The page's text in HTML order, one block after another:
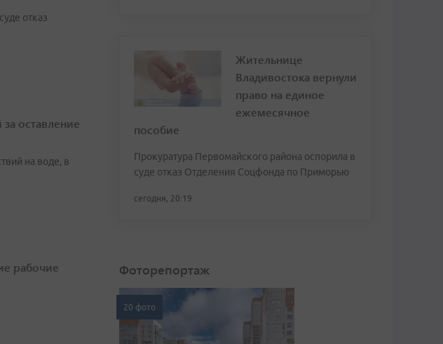
отказ
оставление
на воде, в
рабочие
Жительнице
Владивостока вернули
право на единое
ежемесячное
пособие
Прокуратура Первомайского района оспорила в
суде отказ Отделения Соцфонда по Приморью
сегодня, 20:19
Фоторепортаж
20 фото